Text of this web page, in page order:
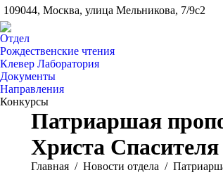
109044, Москва, улица Мельникова, 7/9с2
Отдел
Рождественские чтения
Клевер Лаборатория
Документы
Направления
Конкурсы
Патриаршая
Христа Спасителя
Вы здесь:
Главная Новости отдела